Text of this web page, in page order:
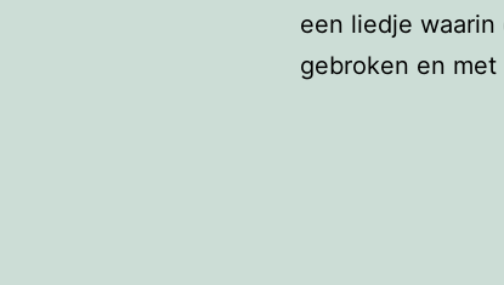
een liedje
gebroken en